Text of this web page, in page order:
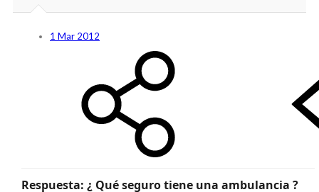
1 Mar 2012
Respuesta: ¿ Qué seguro tiene una ambulancia ?